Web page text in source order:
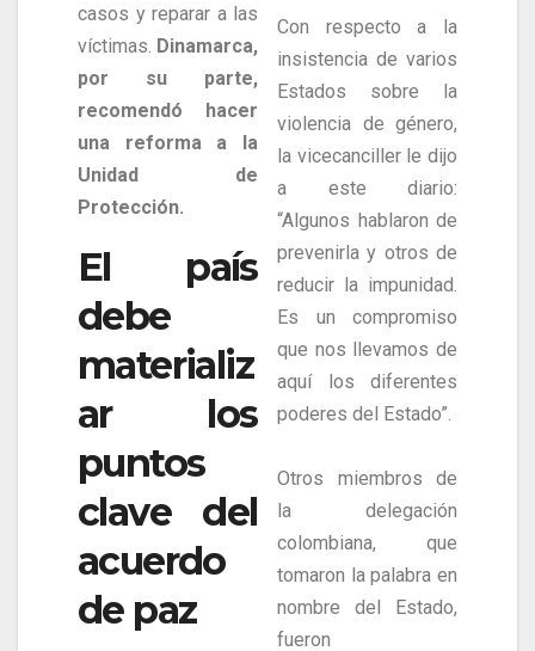
casos y reparar a las
víctimas. Dinamarca,
por su parte,
recomendó hacer
una reforma a la
Unidad de
Protección.
El país
debe
materializ
ar los
puntos
clave del
acuerdo
de paz
Con respecto a la
insistencia de varios
Estados sobre la
violencia de género,
la vicecanciller le dijo
a este diario:
“Algunos hablaron de
prevenirla y otros de
reducir la impunidad.
Es un compromiso
que nos llevamos de
aquí los diferentes
poderes del Estado”.
Otros miembros de
la delegación
colombiana, que
tomaron la palabra en
nombre del Estado,
fueron